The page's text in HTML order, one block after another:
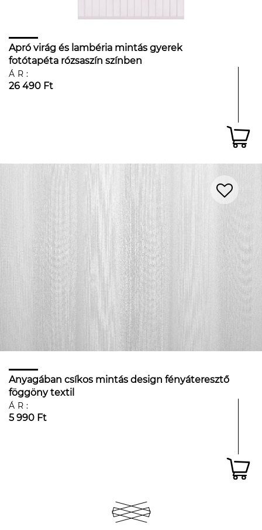
Apró virág és lambéria mintás gyerek
fotótapéta rózsaszín színben
ÁR:
26 490 Ft
Anyagában csíkos mintás design fényáteresztő
föggöny textil
ÁR:
5 990 Ft